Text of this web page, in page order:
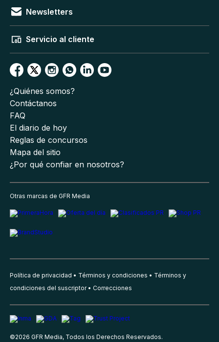
Newsletters
Servicio al cliente
¿Quiénes somos?
Contáctanos
FAQ
El diario de hoy
Reglas de concursos
Mapa del sitio
¿Por qué confiar en nosotros?
Otras marcas de GFR Media
Política de privacidad Términos y condiciones
Términos y
condiciones del suscriptor
Correcciones
©2026 GFR Media, Todos los Derechos Reservados.